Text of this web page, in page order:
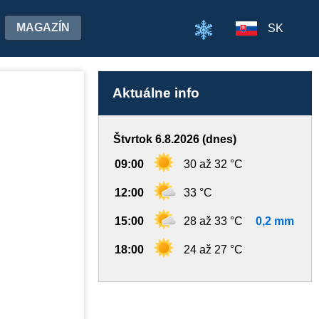
MAGAZÍN SK
Aktuálne info
Štvrtok 6.8.2026 (dnes)
09:00 30 až 32 °C
12:00 33 °C
15:00 28 až 33 °C 0,2 mm
18:00 24 až 27 °C